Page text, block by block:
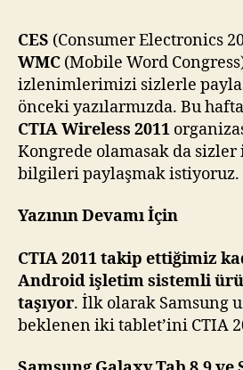
CES (Consumer Electronics
WMC (Mobile Word
izlenimlerimizi sizlerle
önceki yazılarmızda. Bu
CTIA Wireless 2011
Kongrede olamasak da
bilgileri paylaşmak istiyoruz.
Yazının Devamı İçin
CTIA 2011 takip ettiğimiz
Android işletim sistemli
taşıyor. İlk olarak Samsung
beklenen iki tablet’ini CTIA